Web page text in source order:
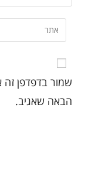
שמור בדפדפן
הבאה שאגיב.